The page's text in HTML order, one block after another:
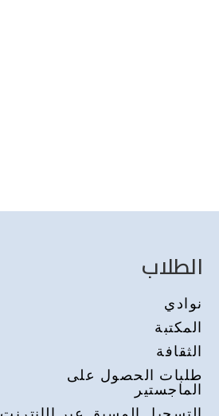
الطلاب
نوادي
المكتبة
الثقافة
طلبات الحصول على
الماجستير